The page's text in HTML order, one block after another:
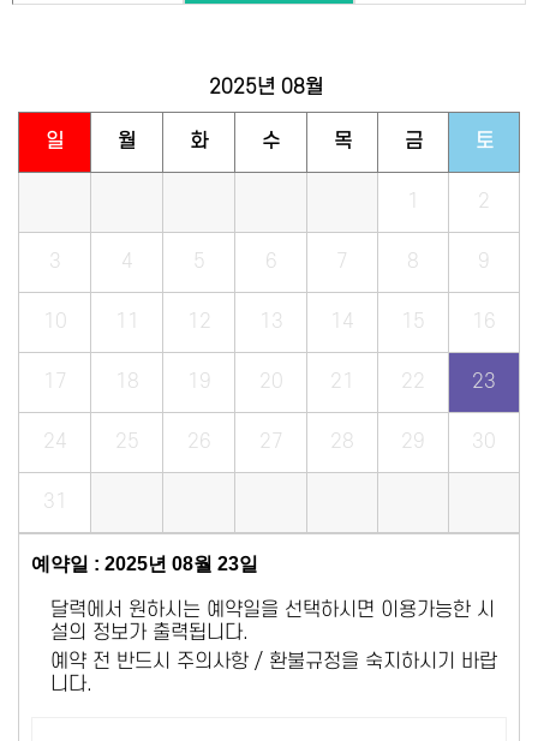
2025년 08월
일 월 화 수 목 금 토
1 2
3 4 5 6 7 8 9
10 11 12 13 14 15 16
17 18 19 20 21 22 23
24 25 26 27 28 29 30
31
예약일 : 2025년 08월 23일
달력에서 원하시는 예약일을 선택하시면 이용가능한 시
설의 정보가 출력됩니다.
예약 전 반드시 주의사항 / 환불규정을 숙지하시기 바랍
니다.